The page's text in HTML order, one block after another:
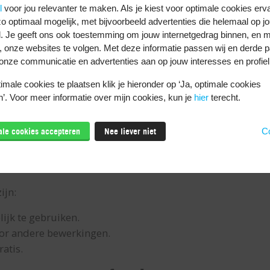
om de achtergrond van een
bij de hand? Of lukt het niet met de manieren
, waar het zo werkt: selecteer een afbeelding,
te gebruiken.
andere bewerkingen.
voor jou relevanter te maken. Als je kiest voor optimale cookies
optimaal mogelijk, met bijvoorbeeld advertenties die helemaal op
Je geeft ons ook toestemming om jouw internetgedrag binnen, en
onze websites te volgen. Met deze informatie passen wij en derde
communicatie en advertenties aan op jouw interesses en
cookies te plaatsen klik je hieronder op ‘Ja, optimale cookies
Voor meer informatie over mijn cookies, kun je hier terecht.
cookies accepteren Nee liever niet